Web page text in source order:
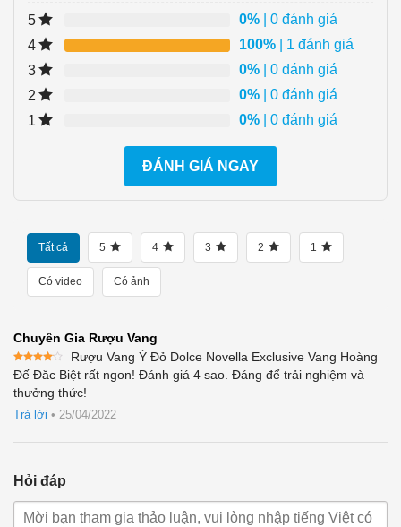
5 0% | 0 đánh giá
4
100% | 1 đánh giá
3
0% | 0 đánh giá
2
0% | 0 đánh giá
1
0% | 0 đánh giá
ĐÁNH GIÁ NGAY
Tất cả 5 4 3 2 1
Có video Có ảnh
Chuyên Gia Rượu Vang
Được
xếp
hạng4
5 sao
Rượu Vang Ý Đỏ Dolce Novella Exclusive Vang Hoàng
Đế Đăc Biệt rất ngon! Đánh giá 4 sao. Đáng để trải nghiệm và
thưởng thức!
Trả lời • 25/04/2022
Hỏi đáp